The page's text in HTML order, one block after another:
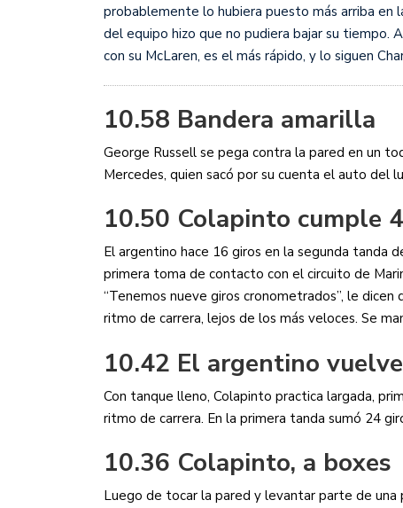
probablemente lo hubiera puesto más arriba en
del equipo hizo que no pudiera bajar su tiempo.
con su McLaren, es el más rápido, y lo siguen
10.58 Bandera amarilla
George Russell se pega contra la pared en un
Mercedes, quien sacó por su cuenta el auto del
10.50 Colapinto cumple
El argentino hace 16 giros en la segunda tanda
primera toma de contacto con el circuito de
“Tenemos nueve giros cronometrados”, le
ritmo de carrera, lejos de los más veloces. Se
10.42 El argentino
Con tanque lleno, Colapinto practica largada,
ritmo de carrera. En la primera tanda sumó 24
10.36 Colapinto, a boxes
Luego de tocar la pared y levantar parte de una